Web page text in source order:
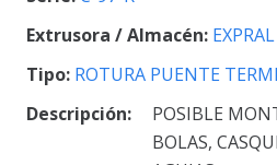
Extrusora / Almacén: EXPRAL
Tipo: ROTURA PUENTE
Descripción:
POSIBLE
BOLAS,